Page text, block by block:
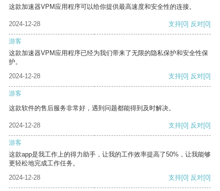
这款加速器VPM应用程序可以给你提供最高速度和安全性的连接。
2024-12-28 支持[0] 反对[0]
游客
这款加速器VPM应用程序已经为我们带来了无限的隐私保护和安全性保
护。
2024-12-28
支持[0] 反对[0]
游客
这款软件的售后服务非常好，遇到问题都能得到及时解决。
2024-12-28 支持[0] 反对[0]
游客
这款app是我工作上的得力助手，让我的工作效率提高了50%，让我能够
更轻松地完成工作任务。
2024-12-28
支持[0] 反对[0]